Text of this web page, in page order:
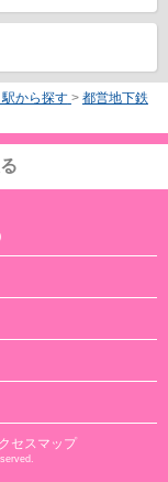
から探す > 都営地下鉄
セスマップ